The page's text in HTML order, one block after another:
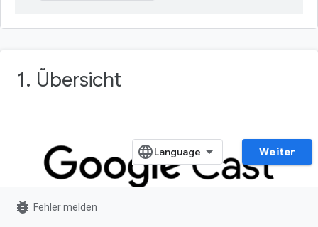
1. Übersicht
Weiter
bug_report Fehler melden